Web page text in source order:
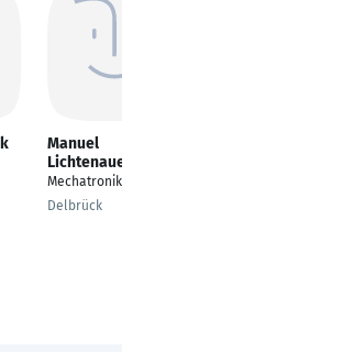
Manuel
Lichtenauer
Mechatroniker
Delbrück